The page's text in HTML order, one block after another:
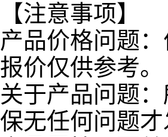
【注意事项】
产品价格问题
报价仅供参考。
关于产品问题
保无任何问题才